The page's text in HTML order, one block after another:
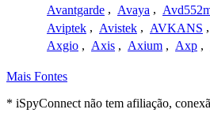
Avantgarde , Avaya ,
Aviptek , Avistek , AVKANS ,
Axgio , Axis , Axium , Axp ,
Mais Fontes
* iSpyConnect não tem afiliação,